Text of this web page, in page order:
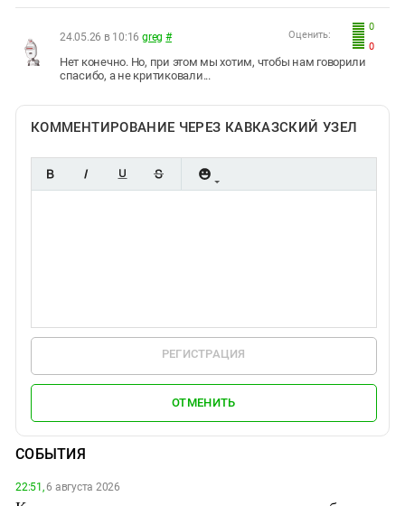
0
0
Оценить:
24.05.26 в 10:16 greg #
Нет конечно. Но, при этом мы хотим, чтобы нам говорили
спасибо, а не критиковали...
КОММЕНТИРОВАНИЕ ЧЕРЕЗ КАВКАЗСКИЙ УЗЕЛ
РЕГИСТРАЦИЯ
ОТМЕНИТЬ
СОБЫТИЯ
22:51,6 августа 2026